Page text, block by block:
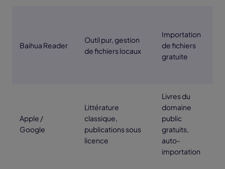
Baihua Reader
Outil pur, gestion
de fichiers locaux
Importation
de fichiers
gratuite
Apple /
Google
Littérature
classique,
publications sous
licence
Livres du
domaine
public
gratuits,
auto-
importation